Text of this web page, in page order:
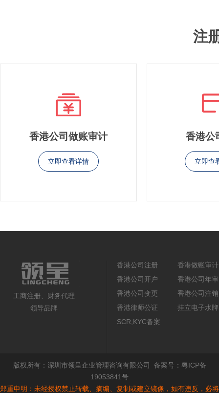
注
香港公司做账审计
立即查看详情
香港公
立即查
工商注册、财务代理
领导品牌
香港公司注册
香港做账审计
香港公司开户
香港公司年审
香港公司变更
香港公司注销
香港律师公证
挂立电子水牌
SCR,KYC备案
版权所有： 深圳市领呈企业管理咨询有限公司 备案号： 粤ICP备
19053841号
郑重申明：未经授权禁止转载、摘编、复制或建立镜像，如有违反，必将